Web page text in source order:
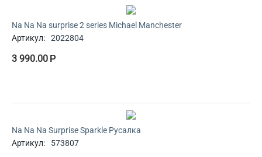
Na Na Na surprise 2 series Michael Manchester
Артикул:
2022804
3 990.00 Р
Na Na Na Surprise Sparkle Русалка
Артикул:
573807